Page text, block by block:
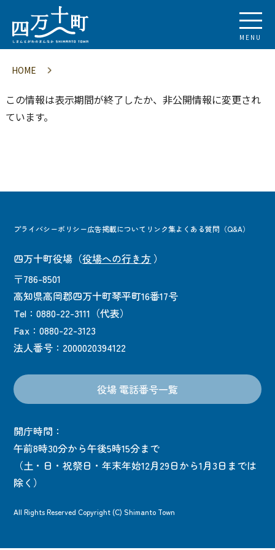
MENU
HOME
この情報は表示期間が終了したか、非公開情報に変更され
ています。
プライバシーポリシー広告掲載について リンク集よくある質問（Q&A）
四万十町役場 （役場への行き方 ）
〒786-8501
高知県高岡郡四万十町琴平町16番17号
Tel：0880-22-3111（代表）
Fax：0880-22-3123
法人番号：2000020394122
役場 電話番号一覧
開庁時間：
午前8時30分から午後5時15分まで
（土・日・祝祭日・年末年始12月29日から1月3日までは
除く）
All Rights Reserved Copyright (C) Shimanto Town